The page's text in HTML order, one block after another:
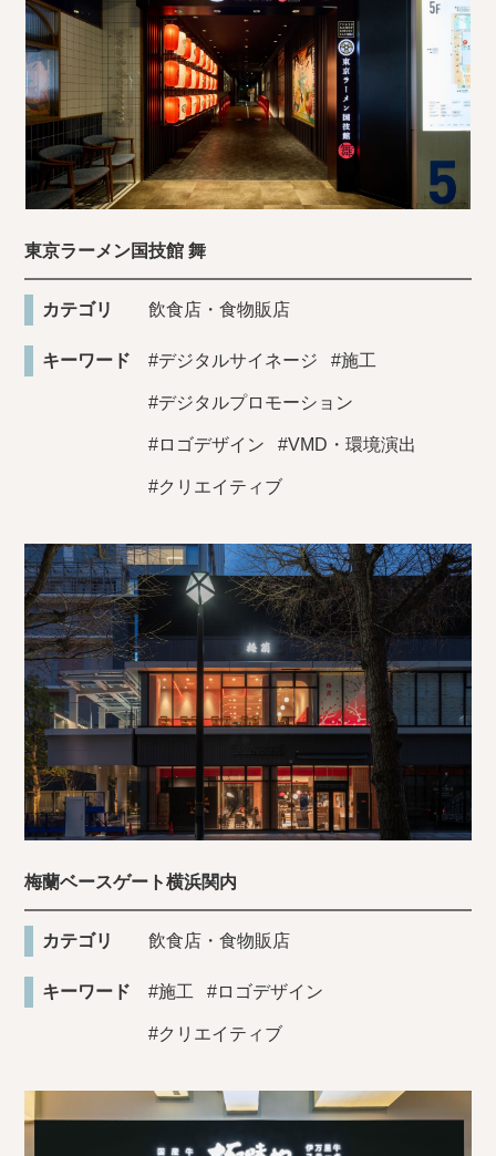
東京ラーメン国技館 舞
カテゴリ 飲食店・食物販店
キーワード #デジタルサイネージ #施工
#デジタルプロモーション
#ロゴデザイン #VMD・環境演出
#クリエイティブ
梅蘭ベースゲート横浜関内
カテゴリ 飲食店・食物販店
キーワード #施工 #ロゴデザイン
#クリエイティブ